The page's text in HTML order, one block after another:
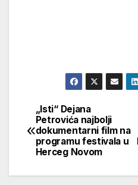
Кретање
чланка
„Isti“ Dejana
Petrovića najbolji
dokumentarni film na
programu festivala u
Herceg Novom